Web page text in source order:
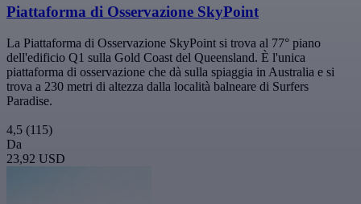
Piattaforma di Osservazione SkyPoint
La Piattaforma di Osservazione SkyPoint si trova al 77° piano
dell'edificio Q1 sulla Gold Coast del Queensland. È l'unica
piattaforma di osservazione che dà sulla spiaggia in Australia e si
trova a 230 metri di altezza dalla località balneare di Surfers
Paradise.
4,5 (115)
Da
23,92 USD